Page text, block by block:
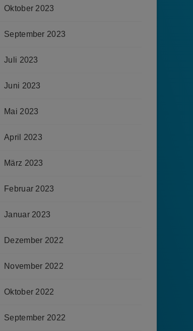
Oktober 2023
September 2023
Juli 2023
Juni 2023
Mai 2023
April 2023
März 2023
Februar 2023
Januar 2023
Dezember 2022
November 2022
Oktober 2022
September 2022